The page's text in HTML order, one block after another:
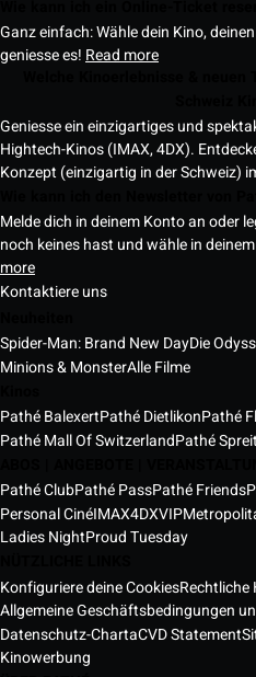
Ganz einfach: Wähle dein Kino,
geniesse es! Read more
Geniesse ein einzigartiges und
Hightech-Kinos (IMAX, 4DX).
Konzept (einzigartig in der Schweiz)
Melde dich in deinem Konto an oder
noch keines hast und wähle in
more
Kontaktiere uns
Spider-Man: Brand New DayDie
Minions & MonsterAlle Filme
Pathé BalexertPathé DietlikonPathé
Pathé Mall Of SwitzerlandPathé
Pathé ClubPathé PassPathé Friends
Personal CinéIMAX4DXVIP
Ladies NightProud Tuesday
Konfiguriere deine CookiesRechtliche
Allgemeine Geschäftsbedingungen
Datenschutz-ChartaCVD Statement
Kinowerbung